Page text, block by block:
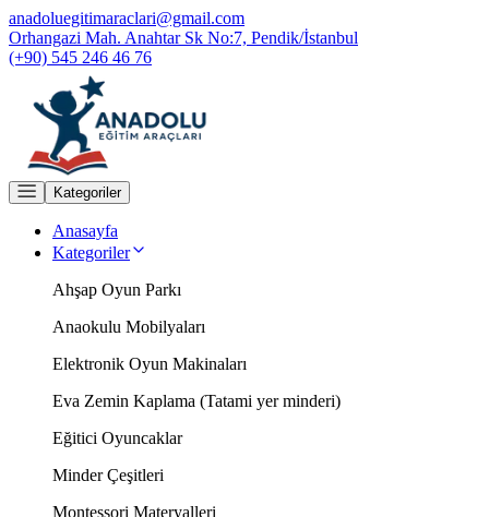
anadoluegitimaraclari@gmail.com
Orhangazi Mah. Anahtar Sk No:7, Pendik/İstanbul
(+90) 545 246 46 76
Kategoriler
Anasayfa
Kategoriler
Ahşap Oyun Parkı
Anaokulu Mobilyaları
Elektronik Oyun Makinaları
Eva Zemin Kaplama (Tatami yer minderi)
Eğitici Oyuncaklar
Minder Çeşitleri
Montessori Materyalleri